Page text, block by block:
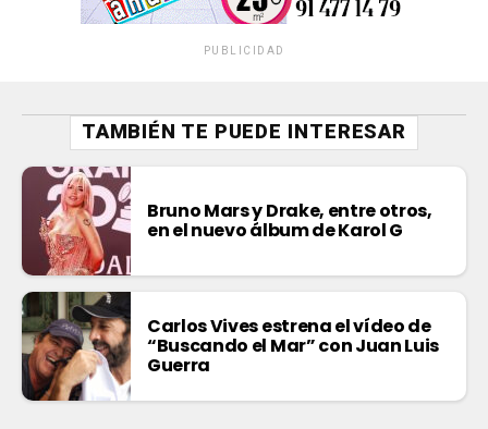
PUBLICIDAD
TAMBIÉN TE PUEDE INTERESAR
Bruno Mars y Drake, entre otros,
en el nuevo álbum de Karol G
Carlos Vives estrena el vídeo de
“Buscando el Mar” con Juan Luis
Guerra